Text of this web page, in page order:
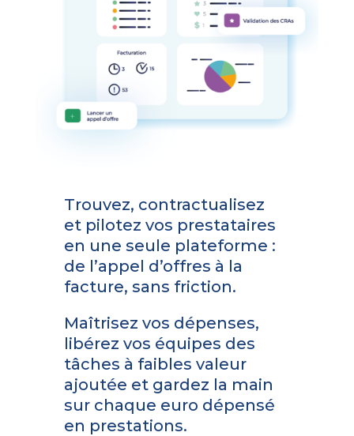
Trouvez, contractualisez
et pilotez vos prestataires
en une seule plateforme :
de l’appel d’offres à la
facture, sans friction.
Maîtrisez vos dépenses,
libérez vos équipes des
tâches à faibles valeur
ajoutée et gardez la main
sur chaque euro dépensé
en prestations.